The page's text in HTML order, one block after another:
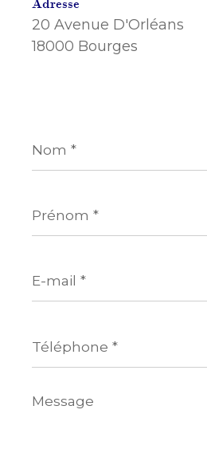
20 Avenue D'Orléans
18000 Bourges
*
*
mail
*
Message
*